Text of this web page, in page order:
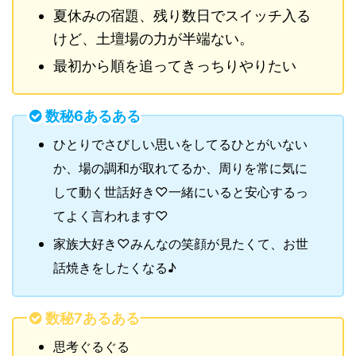
夏休みの宿題、残り数日でスイッチ入る
けど、土壇場の力が半端ない。
最初から順を追ってきっちりやりたい
数秘6あるある
ひとりでさびしい思いをしてるひとがいない
か、場の調和が取れてるか、周りを常に気に
して動く世話好き♡一緒にいると安心するっ
てよく言われます♡
家族大好き♡みんなの笑顔が見たくて、お世
話焼きをしたくなる♪
数秘7あるある
思考ぐるぐる